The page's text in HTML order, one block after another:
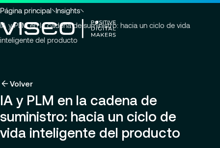
Ir a la cabeceraIr al contenido principalIr al pie de página
Servicios
Aprovechando la tecnología como una
transformación
Ver todos los servicios
Servicios
Industrias
Sobre nosotros
Sobre nosotros
Quiénes somos
Compromisos RSC
Noticias y eventos
Carreras
Trabajar con nosotros
Buscar
perspectivas,
Usted
está
aquí
Página principal Insights
IA y PLM en la cadena de suministro: hacia un ciclo de vida
inteligente del producto
Volver
IA y PLM en la cadena de
suministro: hacia un ciclo de
vida inteligente del producto